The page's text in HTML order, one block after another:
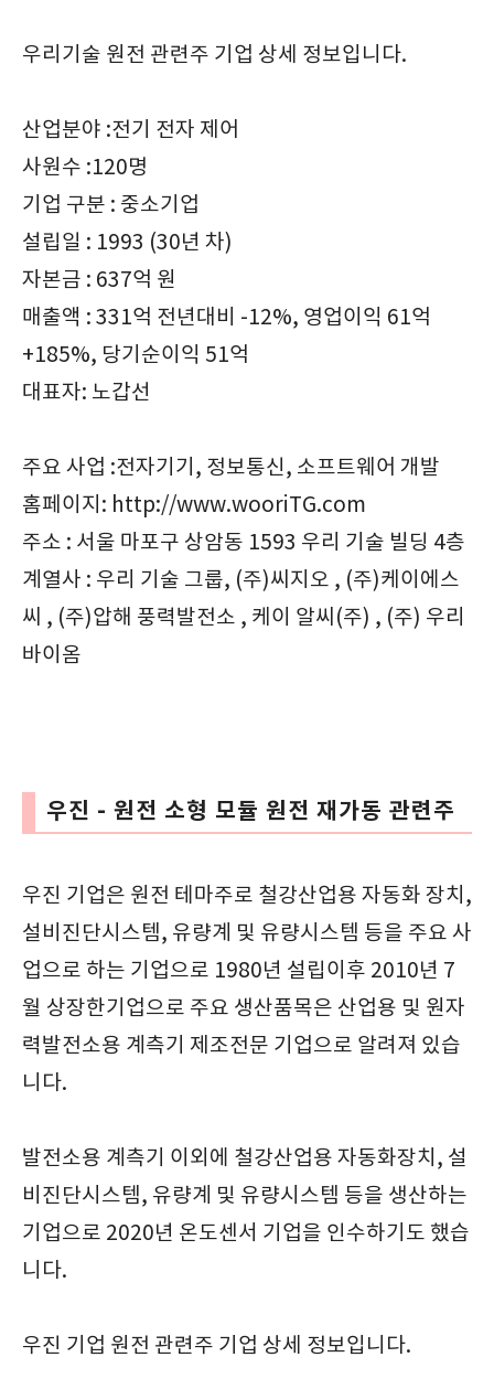
우리기술 원전 관련주 기업 상세 정보입니다.
산업분야 :전기 전자 제어
사원수 :120명
기업 구분 : 중소기업
설립일 : 1993 (30년 차)
자본금 : 637억 원
매출액 : 331억 전년대비 -12%, 영업이익 61억
+185%, 당기순이익 51억
대표자: 노갑선
주요 사업 :전자기기, 정보통신, 소프트웨어 개발
홈페이지: http://www.wooriTG.com
주소 : 서울 마포구 상암동 1593 우리 기술 빌딩 4층
계열사 : 우리 기술 그룹, (주)씨지오 , (주)케이에스
씨 , (주)압해 풍력발전소 , 케이 알씨(주) , (주) 우리
바이옴
우진 - 원전 소형 모듈 원전 재가동 관련주
우진 기업은 원전 테마주로 철강산업용 자동화 장치,
설비진단시스템, 유량계 및 유량시스템 등을 주요 사
업으로 하는 기업으로 1980년 설립이후 2010년 7
월 상장한기업으로 주요 생산품목은 산업용 및 원자
력발전소용 계측기 제조전문 기업으로 알려져 있습
니다.
발전소용 계측기 이외에 철강산업용 자동화장치, 설
비진단시스템, 유량계 및 유량시스템 등을 생산하는
기업으로 2020년 온도센서 기업을 인수하기도 했습
니다.
우진 기업 원전 관련주 기업 상세 정보입니다.